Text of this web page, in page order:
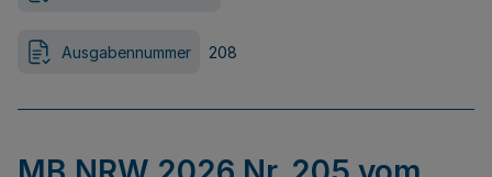
Ausgabennummer 208